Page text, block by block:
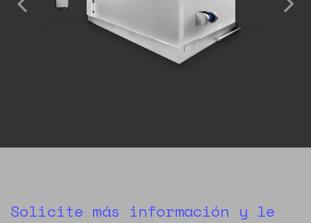
Solicite más información y le